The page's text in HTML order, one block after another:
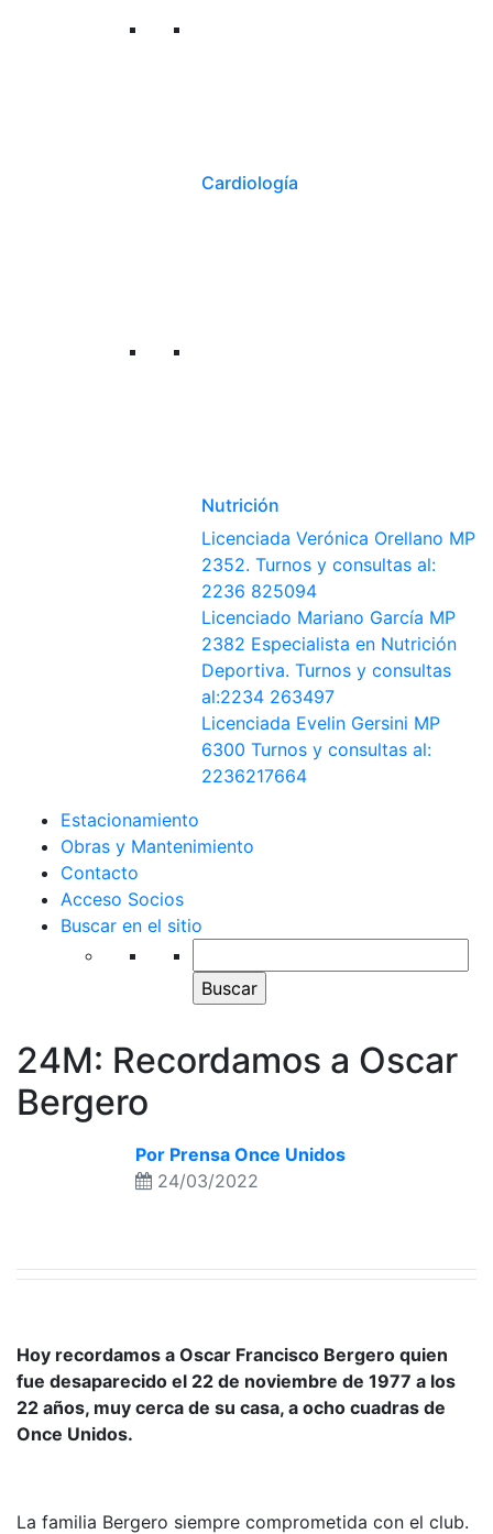
Cardiología
Nutrición
Licenciada Verónica Orellano MP
2352. Turnos y consultas al:
2236 825094
Licenciado Mariano García MP
2382 Especialista en Nutrición
Deportiva. Turnos y consultas
al:2234 263497
Licenciada Evelin Gersini MP
6300 Turnos y consultas al:
2236217664
Estacionamiento
Obras y Mantenimiento
Contacto
Acceso Socios
Buscar en el sitio
24M: Recordamos a Oscar
Bergero
Por Prensa Once Unidos
24/03/2022
Hoy recordamos a Oscar Francisco Bergero quien
fue desaparecido el 22 de noviembre de 1977 a los
22 años, muy cerca de su casa, a ocho cuadras de
Once Unidos.
La familia Bergero siempre comprometida con el club.